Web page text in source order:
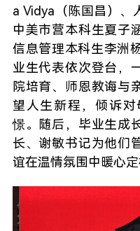
a Vidya（陈国昌）、
中美市营本科生夏子
信息管理本科生李洲
业生代表依次登台，
院培育、师恩教诲与
望人生新程，倾诉
憬。随后，毕业生成
长、谢敏书记为他们
谊在温情氛围中暖心定